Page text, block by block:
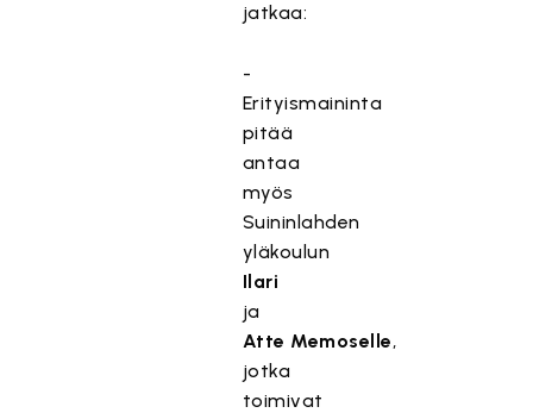
jatkaa:
-
Erityismaininta
pitää
antaa
myös
Suininlahden
yläkoulun
Ilari
ja
Atte Memoselle,
jotka
toimivat